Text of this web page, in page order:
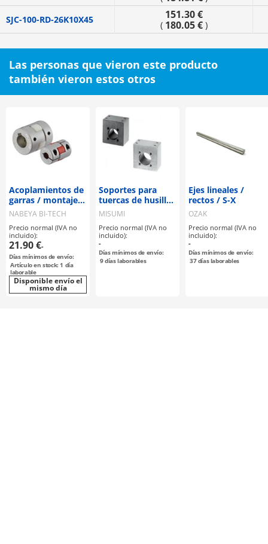
SJC-100-RD-26K10X45 151.30 €
( 180.05 €)
Las personas que vieron este producto
también vieron estos otros
Acoplamientos de
garras / montaje
seleccionable /
disco de garras:
PU / cuerpo:
aluminio / MJT /
NBK
NABEYA BI-TECH
Precio normal (IVA no
incluido):
21.90 €-
Días mínimos de envío:
Artículo en stock: 1 día
laborable
Disponible envío el
mismo día
Soportes para
tuercas de husillo
de avance
MISUMI
Precio normal (IVA no
incluido):
-
Días mínimos de envío:
9días laborables
Ejes lineales /
rectos / S-X
OZAK
Precio normal (IVA no
incluido):
-
Días mínimos de envío:
37días laborables